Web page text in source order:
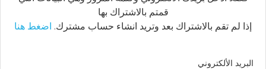
قمتم بالاشتراك بها
إذا لم تقم بالاشتراك بعد وتريد انشاء حساب مشترك. اضغط هنا
البريد الألكتروني